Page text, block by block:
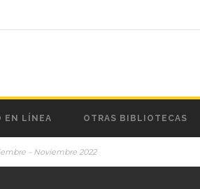
EN LÍNEA OTRAS BIBLIOTECAS
– Noviembre 2022